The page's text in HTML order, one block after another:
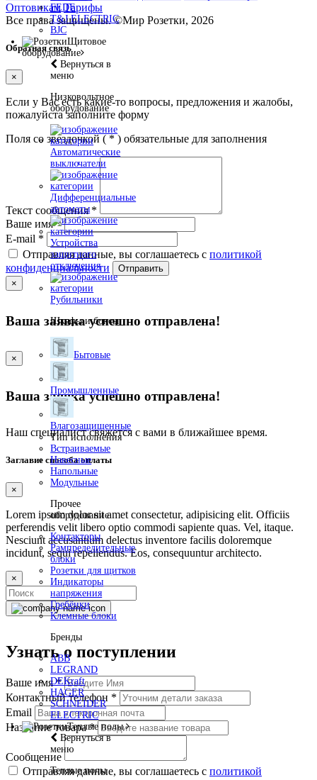
FEDE
T&J ELECTRIC
BJC
Щитовое
оборудование
Вернуться в
меню
Низковольтное
оборудование
Автоматические
выключатели
Дифференциальные
автоматы
Устройства
защитного
отключения
Рубильники
Шкафы и боксы
Бытовые
Промышленные
Влагозащищенные
Тип исполнения
Встраиваемые
Навесные
Напольные
Модульные
Прочее
оборудование
Контакторы
Рампределительные
блоки
Розетки для щитков
Индикаторы
напряжения
Гребёнки
Клемные блоки
Бренды
ABB
LEGRAND
DEKraft
HAGER
SCHNEIDER
ELECTRIC
Теплые полы
Вернуться в
меню
Теплые полы
Оптовикам Тарифы
Все права защищены.©Мир Розетки, 2026
Обратная связь
×
Если у Вас есть какие-то вопросы, предложения и жалобы,
пожалуйста заполните форму
Поля со звездочкой ( * ) обязательные для заполнения
Текст сообщения*
Ваше имя*
E-mail *
Отправляя данные, вы соглашаетесь с политикой
конфиденциальности
Отправить
×
Ваша заявка успешно отправлена!
×
Ваша заявка успешно отправлена!
Наш специалист свяжется с вами в ближайшее время.
Заглавие способа оплаты
×
Lorem ipsum dolor sit amet consectetur, adipisicing elit. Officiis
perferendis velit libero optio commodi sapiente quas. Vel, itaque.
Nesciunt accusantium delectus inventore facilis doloremque
incidunt, sequi repellendus. Eos, consequuntur architecto.
×
Узнать о поступлении
Ваше имя*
Контактный телефон *
Email
Название товара*
Сообщение
Отправляя данные, вы соглашаетесь с политикой